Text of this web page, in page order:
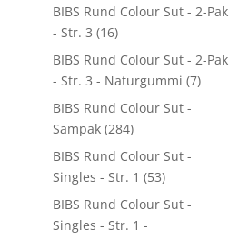
BIBS Rund Colour Sut - 2-Pak
- Str. 3 (16)
BIBS Rund Colour Sut - 2-Pak
- Str. 3 - Naturgummi (7)
BIBS Rund Colour Sut -
Sampak (284)
BIBS Rund Colour Sut -
Singles - Str. 1 (53)
BIBS Rund Colour Sut -
Singles - Str. 1 -